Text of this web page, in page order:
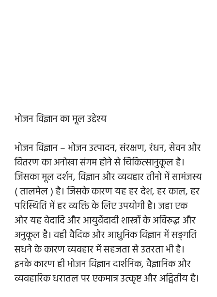
भोजन विज्ञान का मूल उद्देश्य
भोजन विज्ञान – भोजन उत्पादन, संरक्षण, रंधन, सेवन और
वितरण का अनोखा संगम होने से चिकित्सानुकूल है।
जिसका मूल दर्शन, विज्ञान और व्यवहार तीनो में सामंजस्य
( तालमेल ) है। जिसके कारण यह हर देश, हर काल, हर
परिस्थिति में हर व्यक्ति के लिए उपयोगी है। जहा एक
ओर यह वेदादि और आयुर्वेदादी शास्त्रों के अविरुद्ध और
अनुकूल है। वही वैदिक और आधुनिक विज्ञान में सङ्गति
सधने के कारण व्यवहार में सहजता से उतरता भी है।
इनके कारण ही भोजन विज्ञान दार्शनिक, वैज्ञानिक और
व्यवहारिक धरातल पर एकमात्र उत्कृष्ट और अद्वितीय है।